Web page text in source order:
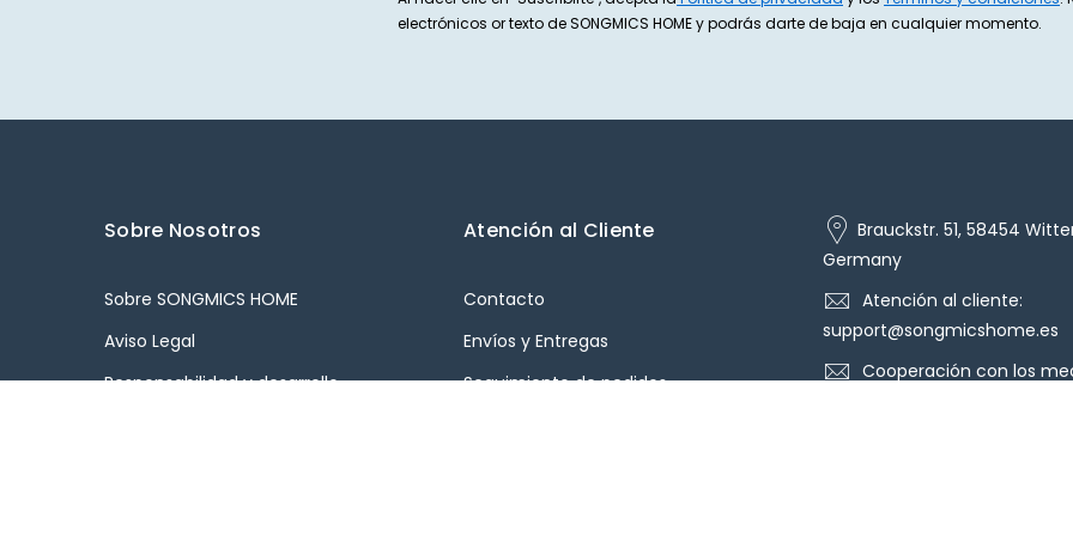
electrónicos or texto de SONGMICS HOME y podrás darte de baja en cualquier momento.
Sobre Nosotros
Sobre SONGMICS HOME
Aviso Legal
Responsabilidad y desarrollo
Atención al Cliente
Contacto
Envíos y Entregas
Seguimiento de pedidos
Brauckstr. 51, 58454
Germany
Atención al cliente:
support@songmicshome.es
Cooperación con los